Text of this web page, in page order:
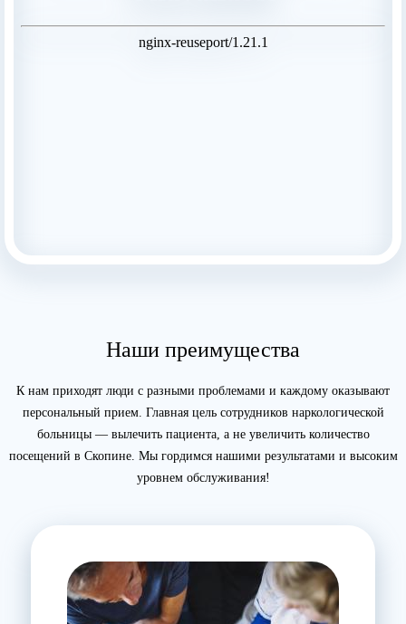
Наши преимущества
К нам приходят люди с разными проблемами и каждому оказывают
персональный прием. Главная цель сотрудников наркологической
больницы — вылечить пациента, а не увеличить количество
посещений в Скопине. Мы гордимся нашими результатами и высоким
уровнем обслуживания!